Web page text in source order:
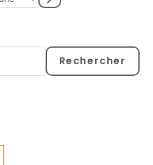
Rechercher